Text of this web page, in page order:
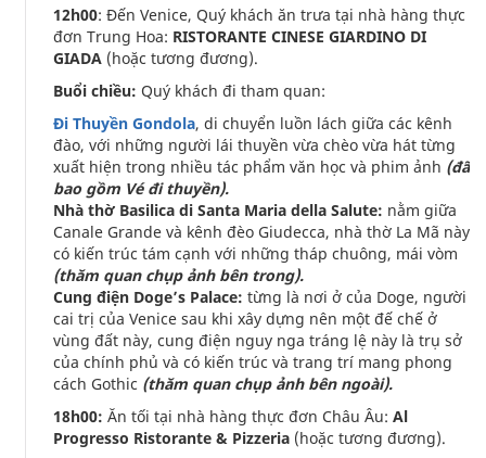
12h00: Đến Venice, Quý khách ăn trưa tại nhà hàng thực
đơn Trung Hoa: RISTORANTE CINESE GIARDINO DI
GIADA (hoặc tương đương).
Buổi chiều: Quý khách đi tham quan:
Đi Thuyền Gondola, di chuyển luồn lách giữa các kênh
đào, với những người lái thuyền vừa chèo vừa hát từng
xuất hiện trong nhiều tác phẩm văn học và phim ảnh (đã
bao gồm Vé đi thuyền).
Nhà thờ Basilica di Santa Maria della Salute: nằm giữa
Canale Grande và kênh đèo Giudecca, nhà thờ La Mã này
có kiến trúc tám cạnh với những tháp chuông, mái vòm
(thăm quan chụp ảnh bên trong).
Cung điện Doge’s Palace: từng là nơi ở của Doge, người
cai trị của Venice sau khi xây dựng nên một đế chế ở
vùng đất này, cung điện nguy nga tráng lệ này là trụ sở
của chính phủ và có kiến trúc và trang trí mang phong
cách Gothic (thăm quan chụp ảnh bên ngoài).
18h00: Ăn tối tại nhà hàng thực đơn Châu Âu: Al
Progresso Ristorante & Pizzeria (hoặc tương đương).